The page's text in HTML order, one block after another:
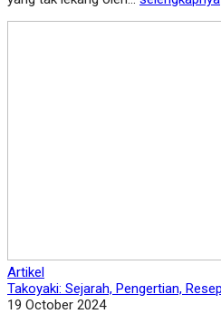
Artikel
Takoyaki: Sejarah, Pengertian,
19 October 2024